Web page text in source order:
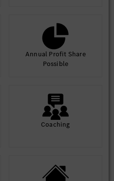
Annual Profit Share
Possible
Coaching